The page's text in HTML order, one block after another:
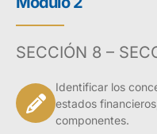
SECCIÓN 8 –
Identificar los
estados
componentes.